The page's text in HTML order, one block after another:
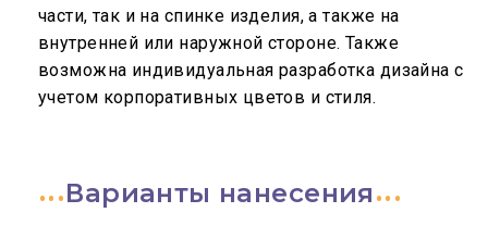
части, так и на спинке изделия, а также на
внутренней или наружной стороне. Также
возможна индивидуальная разработка дизайна с
учетом корпоративных цветов и стиля.
Варианты нанесения